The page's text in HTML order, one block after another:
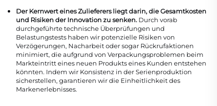
Der Kernwert eines Zulieferers liegt darin, die Gesamtkosten
und Risiken der Innovation zu senken. Durch vorab
durchgeführte technische Überprüfungen und
Belastungstests haben wir potenzielle Risiken von
Verzögerungen, Nacharbeit oder sogar Rückrufaktionen
minimiert, die aufgrund von Verpackungsproblemen beim
Markteintritt eines neuen Produkts eines Kunden entstehen
könnten. Indem wir Konsistenz in der Serienproduktion
sicherstellen, garantieren wir die Einheitlichkeit des
Markenerlebnisses.